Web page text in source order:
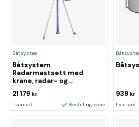
Båtsystem
Båtsystem
Radarmastsett med
krane, radar- og
21 179 kr
1 variant Bestillingsvare
939 kr
1 variant